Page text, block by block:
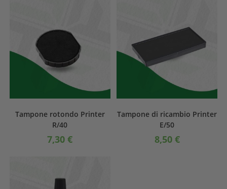
Tampone rotondo Printer
R/40
7,30€
Tampone di ricambio Printer
E/50
8,50 €